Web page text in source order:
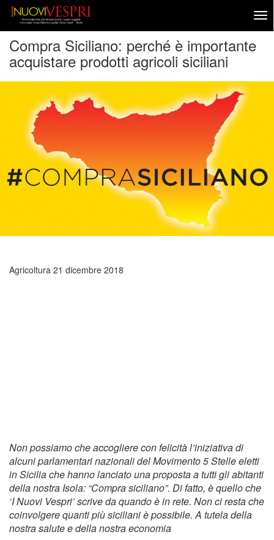
Compra Siciliano: perché è importante
acquistare prodotti agricoli siciliani
Agricoltura 21 dicembre 2018
Non possiamo che accogliere con felicità l’iniziativa di
alcuni parlamentari nazionali del Movimento 5 Stelle eletti
in Sicilia che hanno lanciato una proposta a tutti gli abitanti
della nostra Isola: “Compra siciliano”. Di fatto, è quello che
‘I Nuovi Vespri’ scrive da quando è in rete. Non ci resta che
coinvolgere quanti più siciliani è possibile. A tutela della
nostra salute e della nostra economia